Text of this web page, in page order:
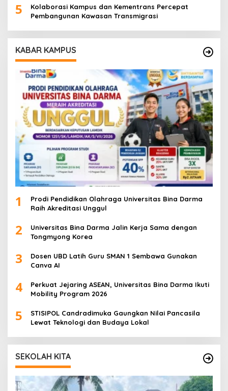
5
Kolaborasi Kampus dan Kementrans Percepat
Pembangunan Kawasan Transmigrasi
KABAR KAMPUS
1
Prodi Pendidikan Olahraga Universitas Bina Darma
Raih Akreditasi Unggul
2
Universitas Bina Darma Jalin Kerja Sama dengan
Tongmyong Korea
3
Dosen UBD Latih Guru SMAN 1 Sembawa Gunakan
Canva AI
4
Perkuat Jejaring ASEAN, Universitas Bina Darma Ikuti
Mobility Program 2026
5
STISIPOL Candradimuka Gaungkan Nilai Pancasila
Lewat Teknologi dan Budaya Lokal
SEKOLAH KITA